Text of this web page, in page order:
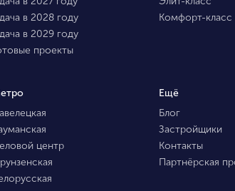
в 2028 году
в 2029 году
проекты
Комфорт-класс
центр
Ещё
Блог
Застройщики
Контакты
Партнёрская